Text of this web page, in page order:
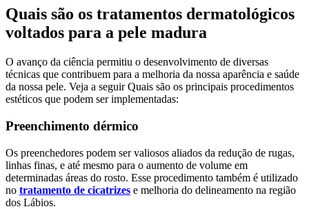
Quais são os tratamentos dermatológicos
voltados para a pele madura
O avanço da ciência permitiu o desenvolvimento de diversas
técnicas que contribuem para a melhoria da nossa aparência e saúde
da nossa pele. Veja a seguir Quais são os principais procedimentos
estéticos que podem ser implementadas:
Preenchimento dérmico
Os preenchedores podem ser valiosos aliados da redução de rugas,
linhas finas, e até mesmo para o aumento de volume em
determinadas áreas do rosto. Esse procedimento também é utilizado
no tratamento de cicatrizes e melhoria do delineamento na região
dos Lábios.